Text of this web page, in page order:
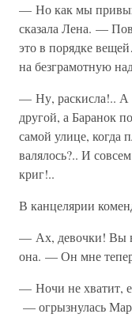
— Но как мы
сказала Лена. —
это в порядке
на безграмотную
— Ну, раскисла!.. А
другой, а Баранок
самой улице, когда
валялось?.. И
криг!..
В канцелярии
— Ах, девочки! Вы
она. — Он мне
— Ночи не хватит,
— огрызнулась